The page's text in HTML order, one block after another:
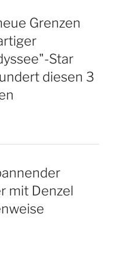
Grenzen
Star
diesen 3
mit Denzel